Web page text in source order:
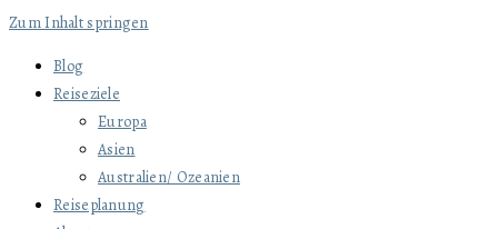
Zum Inhalt springen
Blog
Reiseziele
Europa
Asien
Australien/ Ozeanien
Reiseplanung